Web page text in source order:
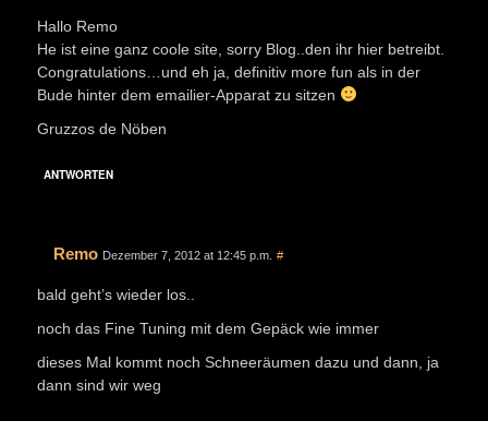
Hallo Remo
He ist eine ganz coole site, sorry Blog..den ihr hier betreibt.
Congratulations…und eh ja, definitiv more fun als in der
Bude hinter dem emailier-Apparat zu sitzen
Gruzzos de Nöben
ANTWORTEN
Remo Dezember 7, 2012 at 12:45 p.m. #
bald geht’s wieder los..
noch das Fine Tuning mit dem Gepäck wie immer
dieses Mal kommt noch Schneeräumen dazu und dann, ja
dann sind wir weg